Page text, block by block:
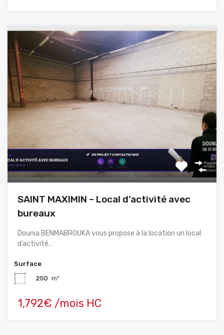
SAINT MAXIMIN – Local d’activité avec
bureaux
Dounia BENMABROUKA vous propose à la location un local
d’activité…
Surface
250 m²
1,792€ /mois HC